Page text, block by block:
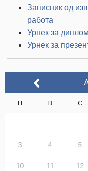
Записник од
работа
Урнек за
Урнек за
П В С
3 4 5
10 11 12